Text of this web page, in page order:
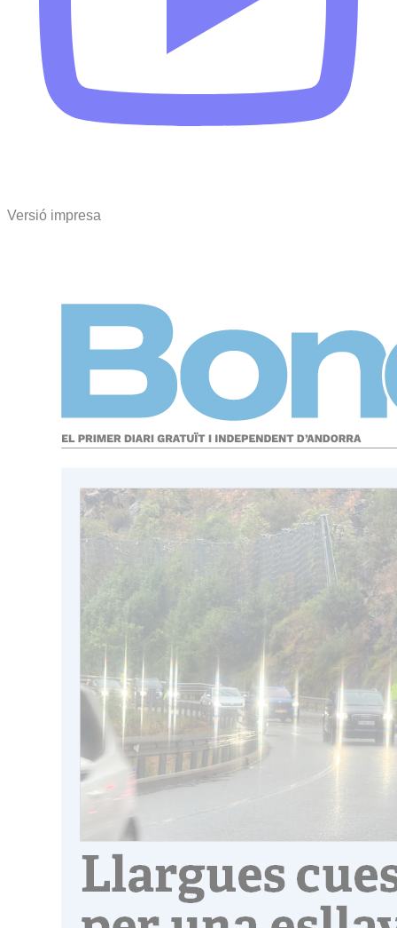
Versió impresa